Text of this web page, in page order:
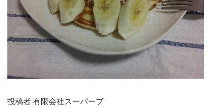
投稿者 有限会社スーパーブ